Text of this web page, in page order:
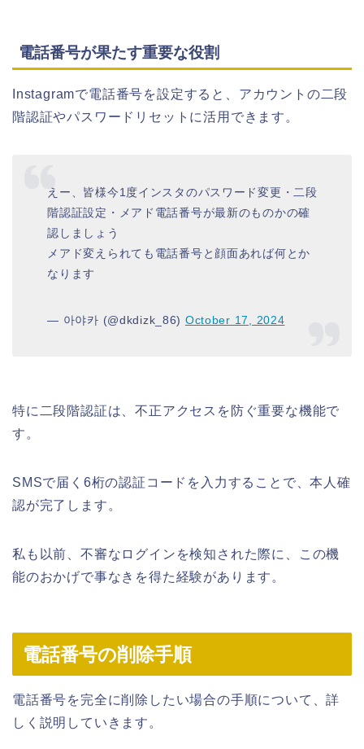
電話番号が果たす重要な役割
Instagramで電話番号を設定すると、アカウントの二段
階認証やパスワードリセットに活用できます。
えー、皆様今1度インスタのパスワード変更・二段
階認証設定・メアド電話番号が最新のものかの確
認しましょう
メアド変えられても電話番号と顔面あれば何とか
なります
— 아야카 (@dkdizk_86) October 17, 2024
特に二段階認証は、不正アクセスを防ぐ重要な機能で
す。
SMSで届く6桁の認証コードを入力することで、本人確
認が完了します。
私も以前、不審なログインを検知された際に、この機
能のおかげで事なきを得た経験があります。
電話番号の削除手順
電話番号を完全に削除したい場合の手順について、詳
しく説明していきます。